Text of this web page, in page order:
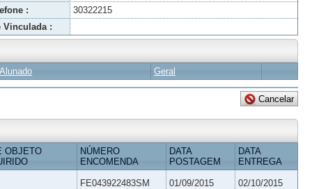
:
30322215
Vinculada :
Alunado Geral
OBJETO
NÚMERO
ENCOMENDA
DATA
POSTAGEM
DATA
ENTREGA
FE043922483SM 01/09/2015 02/10/2015